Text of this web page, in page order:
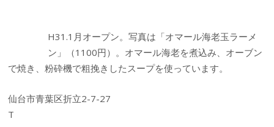
H31.1月オープン。写真は「オマール海老玉ラーメ
ン」（1100円）。オマール海老を煮込み、オーブン
で焼き、粉砕機で粗挽きしたスープを使っています。
仙台市青葉区折立2-7-27
T